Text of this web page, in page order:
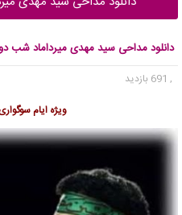
دانلود مداحی سید مهدی میرداماد شب دوم
, 691 بازدید
ویژه ایام سوگواری